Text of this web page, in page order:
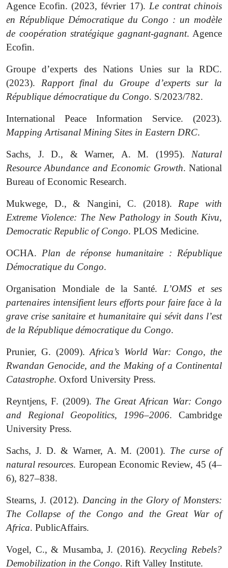
Agence Ecofin. (2023, février 17). Le contrat chinois
en République Démocratique du Congo : un modèle
de coopération stratégique gagnant-gagnant. Agence
Ecofin.
Groupe d’experts des Nations Unies sur la RDC.
(2023). Rapport final du Groupe d’experts sur la
République démocratique du Congo. S/2023/782.
International Peace Information Service. (2023).
Mapping Artisanal Mining Sites in Eastern DRC.
Sachs, J. D., & Warner, A. M. (1995). Natural
Resource Abundance and Economic Growth. National
Bureau of Economic Research.
Mukwege, D., & Nangini, C. (2018).Rape with
Extreme Violence: The New Pathology in South Kivu,
Democratic Republic of Congo. PLOS Medicine.
OCHA.Plan de réponse humanitaire : République
Démocratique du Congo.
Organisation Mondiale de la Santé. L’OMS et ses
partenaires intensifient leurs efforts pour faire face à la
grave crise sanitaire et humanitaire qui sévit dans l’est
de la République démocratique du Congo.
Prunier, G. (2009).Africa’s World War: Congo, the
Rwandan Genocide, and the Making of a Continental
Catastrophe. Oxford University Press.
Reyntjens, F. (2009). The Great African War: Congo
and Regional Geopolitics, 1996–2006. Cambridge
University Press.
Sachs, J. D. & Warner, A. M. (2001). The curse of
natural resources. European Economic Review, 45 (4–
6), 827–838.
Stearns, J. (2012). Dancing in the Glory of Monsters:
The Collapse of the Congo and the Great War of
Africa. PublicAffairs.
Vogel, C., & Musamba, J. (2016).Recycling Rebels?
Demobilization in the Congo. Rift Valley Institute.